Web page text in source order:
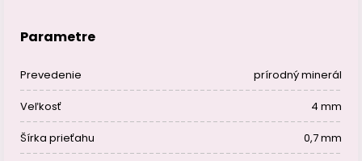
Parametre
Prevedenie prírodný minerál
Veľkosť 4 mm
Šírka prieťahu 0,7 mm